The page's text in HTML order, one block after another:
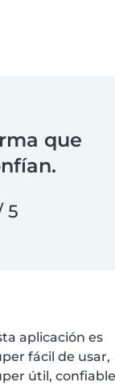
que
5
aplicación es
fácil de usar,
útil,